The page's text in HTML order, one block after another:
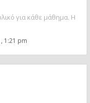
για κάθε μάθημα. Η
1:21 pm